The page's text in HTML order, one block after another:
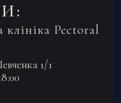
клініка Pectoral
1/1